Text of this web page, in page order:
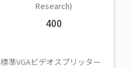
Research)
400
標準VGAビデオスプリッター